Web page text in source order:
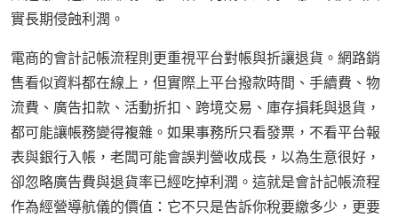
實長期侵蝕利潤。
電商的會計記帳流程則更重視平台對帳與折讓退貨。網路銷
售看似資料都在線上，但實際上平台撥款時間、手續費、物
流費、廣告扣款、活動折扣、跨境交易、庫存損耗與退貨，
都可能讓帳務變得複雜。如果事務所只看發票，不看平台報
表與銀行入帳，老闆可能會誤判營收成長，以為生意很好，
卻忽略廣告費與退貨率已經吃掉利潤。這就是會計記帳流程
作為經營導航儀的價值：它不只是告訴你稅要繳多少，更要